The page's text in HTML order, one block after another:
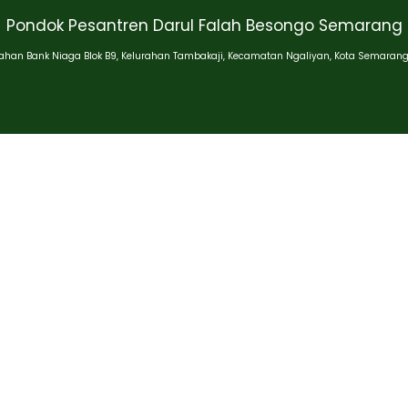
Pondok Pesantren Darul Falah Besongo Semarang
Bank Niaga Blok B9, Kelurahan Tambakaji, Kecamatan Ngaliyan, Kota